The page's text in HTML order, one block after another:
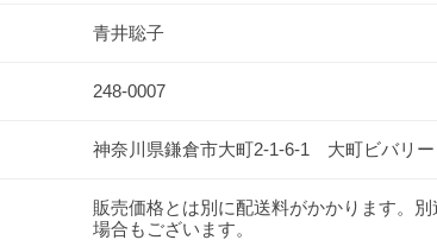
青井聡子
248-0007
神奈川県鎌倉市大町2-1-6-1 大町ビバリー
販売価格とは別に配送料がかかります。
場合もございます。